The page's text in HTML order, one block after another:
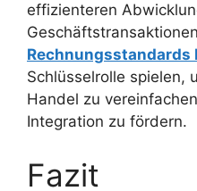
effizienteren
Rechnungsstandards
Schlüsselrolle spielen,
Handel zu
Integration zu fördern.
Fazit